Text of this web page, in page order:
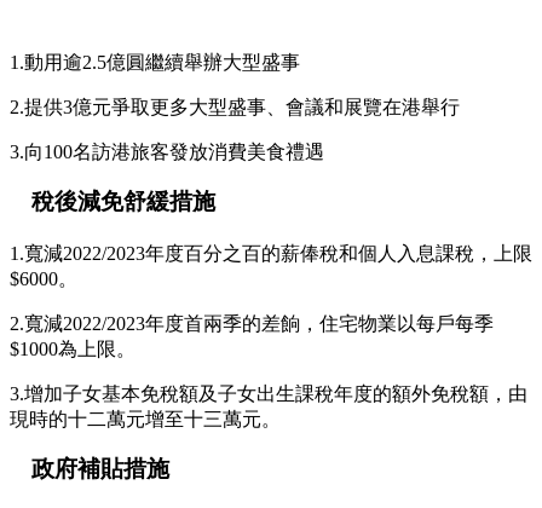
1.動用逾2.5億圓繼續舉辦大型盛事
2.提供3億元爭取更多大型盛事、會議和展覽在港舉行
3.向100名訪港旅客發放消費美食禮遇
稅後減免舒緩措施
1.寬減2022/2023年度百分之百的薪俸稅和個人入息課稅，上限
$6000。
2.寬減2022/2023年度首兩季的差餉，住宅物業以每戶每季
$1000為上限。
3.增加子女基本免稅額及子女出生課稅年度的額外免稅額，由
現時的十二萬元增至十三萬元。
政府補貼措施